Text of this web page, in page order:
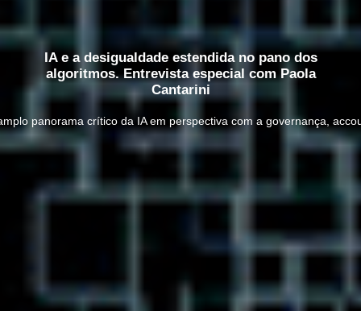
IA e a desigualdade estendida no pano dos
algoritmos. Entrevista especial com Paola
Cantarini
panorama crítico da IA em perspectiva com a governança,